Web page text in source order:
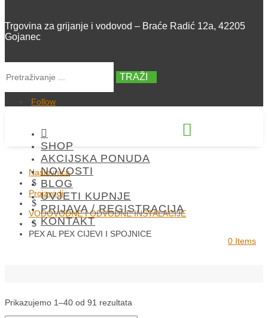
Trgovina za grijanje i vodovod – Braće Radić 12a, 42205
Gojanec
TRAŽI
Follow


SHOP
AKCIJSKA PONUDA
NOVOSTI
BLOG
UVJETI KUPNJE
PRIJAVA / REGISTRACIJA
KONTAKT
0 Items
Naslovnica
$
Proizvodi
$
VODOVODNE I ODVODNE INSTALACIJE
$
PEX AL PEX CIJEVI I SPOJNICE
Prikazujemo 1–40 od 91 rezultata